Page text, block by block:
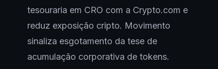
tesouraria em CRO com a Crypto.com e
reduz exposição cripto. Movimento
sinaliza esgotamento da tese de
acumulação corporativa de tokens.